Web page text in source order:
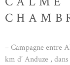
– Campagne entre
km d’ Anduze ,